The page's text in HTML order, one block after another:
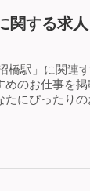
関する求
橋駅」に関連
のお仕事を
にぴったり